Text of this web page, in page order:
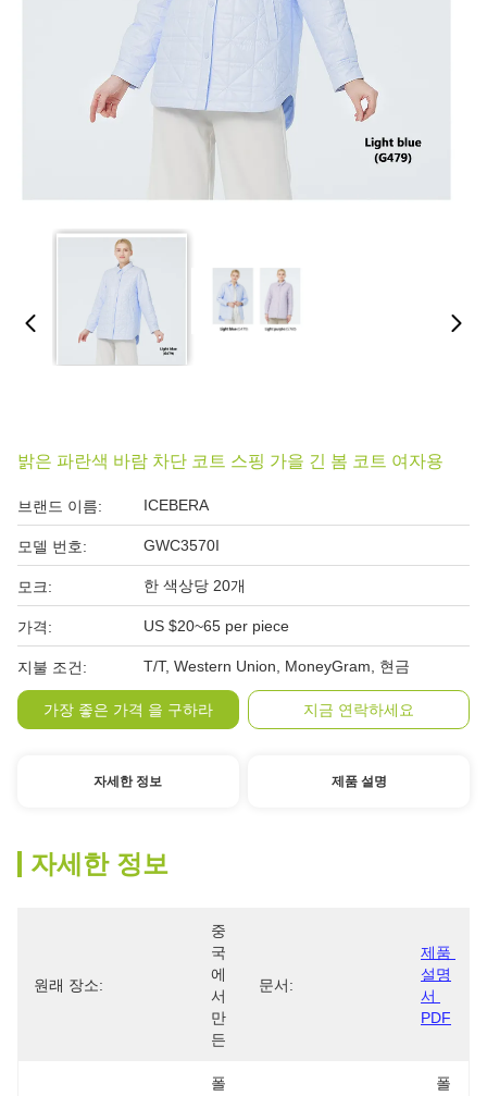
밝은 파란색 바람 차단 코트 스핑 가을 긴 봄 코트 여자용
브랜드 이름: ICEBERA
모델 번호: GWC3570I
모크: 한 색상당 20개
가격: US $20~65 per piece
지불 조건: T/T, Western Union, MoneyGram, 현금
가장 좋은 가격 을 구하라 지금 연락하세요
자세한 정보 제품 설명
자세한 정보
원래 장소:
중
국
에
서
만
든
문서:
제품
설명
서
PDF
폴
폴